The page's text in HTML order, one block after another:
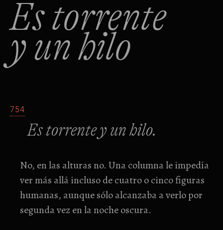
Es torrente
y un hilo
754
Es torrente y un hilo.
No, en las alturas no. Una columna le impedía
ver más allá incluso de cuatro o cinco figuras
humanas, aunque sólo alcanzaba a verlo por
segunda vez en la noche oscura.